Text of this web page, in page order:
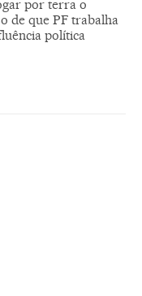
por terra o
de que PF trabalha
política